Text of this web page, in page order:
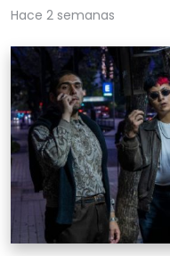
Hace 2 semanas